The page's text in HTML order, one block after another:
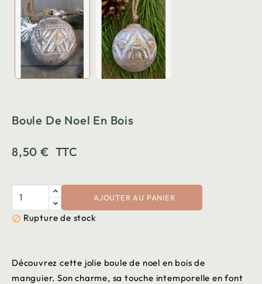
Boule De Noel En Bois
8,50 € TTC
AJOUTER AU PANIER
 Rupture de stock
Découvrez cette jolie boule de noel en bois de
manguier. Son charme, sa touche intemporelle en font